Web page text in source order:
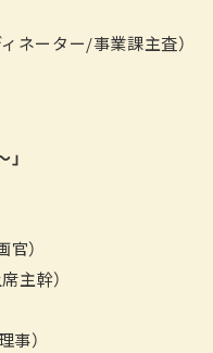
ネーター/事業課主査）
）
主幹）
事）